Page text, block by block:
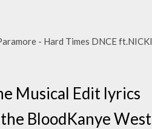
- Hard Times DNCE ft.NICKI
Musical Edit lyrics
BloodKanye West